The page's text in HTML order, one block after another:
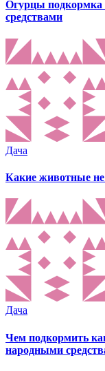
Огурцы подкормка
средствами
Дача
Какие животные не
Дача
Чем подкормить
народными